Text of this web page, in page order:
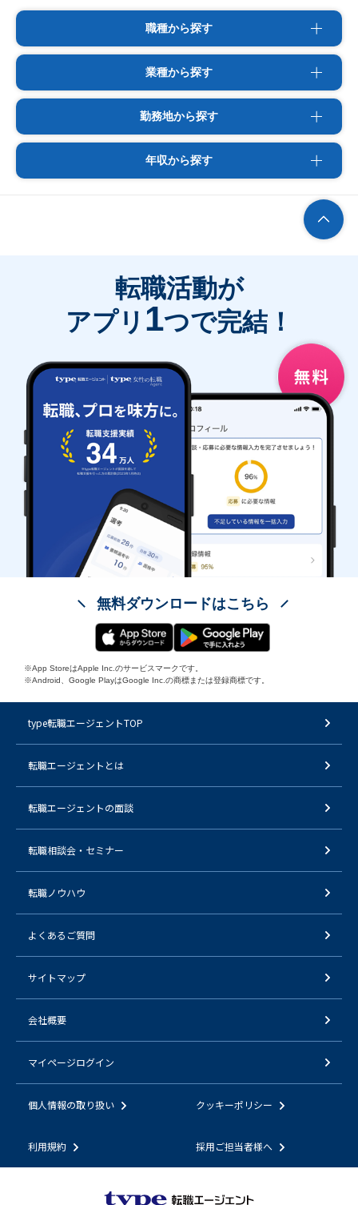
職種から探す
業種から探す
勤務地から探す
年収から探す
転職活動が
アプリ 1つで完結！
無料ダウンロードはこちら
※App StoreはApple Inc.のサービスマークです。
※Android、Google PlayはGoogle Inc.の商標または登録商標です。
type転職エージェントTOP
転職エージェントとは
転職エージェントの面談
転職相談会・セミナー
転職ノウハウ
よくあるご質問
サイトマップ
会社概要
マイページログイン
個人情報の取り扱い クッキーポリシー
利用規約 採用ご担当者様へ